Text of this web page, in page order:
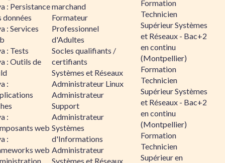
: Persistance
données
: Services
: Tests
: Outils de
:
:
web
:
web
marchand
Formateur
Professionnel
d'Adultes
Socles qualifiants /
certifiants
Systèmes et Réseaux
Administrateur Linux
Administrateur
Support
Administrateur
Systèmes
d'Informations
Administrateur
Systèmes et Réseaux
Formation
Technicien
Supérieur Systèmes
et Réseaux - Bac+2
en continu
(Montpellier)
Formation
Technicien
Supérieur Systèmes
et Réseaux - Bac+2
en continu
(Montpellier)
Formation
Technicien
Supérieur en